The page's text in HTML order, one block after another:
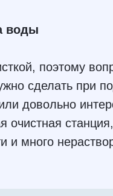
воды
поэтому
сделать при
довольно
очистная
и много